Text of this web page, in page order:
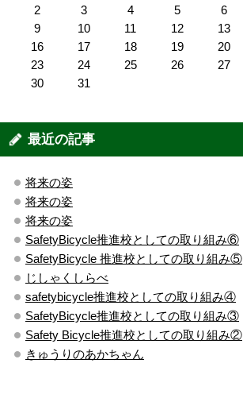
2
3 4 5 6
9
10 11 12 13
16
17 18 19 20
23
24 25 26 27
30
31
最近の記事
将来の姿
将来の姿
将来の姿
SafetyBicycle推進校としての取り組み⑥
SafetyBicycle 推進校としての取り組み⑤
じしゃくしらべ
safetybicycle推進校としての取り組み④
SafetyBicycle推進校としての取り組み③
Safety Bicycle推進校としての取り組み②
きゅうりのあかちゃん